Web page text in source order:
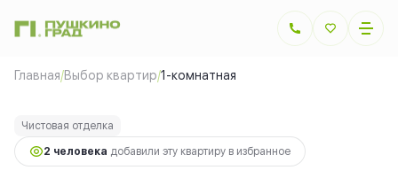
Главная/Выбор квартир/1-комнатная
Ипотекаот 24 464 руб.
Чистовая отделка
2 человекa добавили эту квартиру в избранное